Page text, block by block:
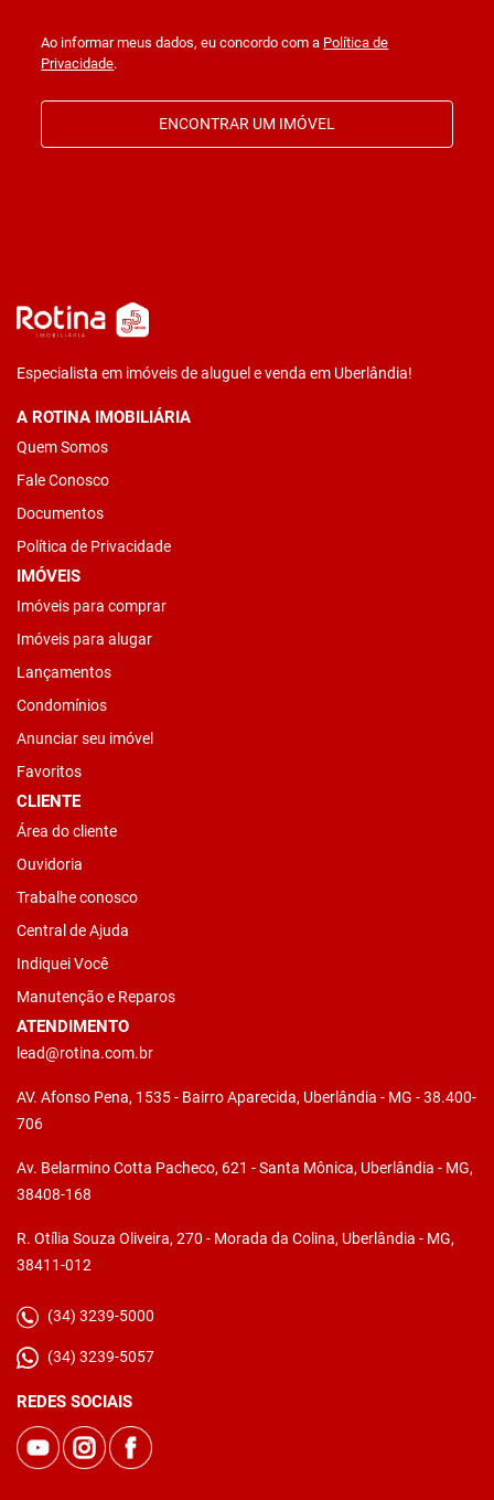
Ao informar meus dados, eu concordo com a Política de
Privacidade.
ENCONTRAR UM IMÓVEL
Especialista em imóveis de aluguel e venda em Uberlândia!
A ROTINA IMOBILIÁRIA
Quem Somos
Fale Conosco
Documentos
Política de Privacidade
IMÓVEIS
Imóveis para comprar
Imóveis para alugar
Lançamentos
Condomínios
Anunciar seu imóvel
Favoritos
CLIENTE
Área do cliente
Ouvidoria
Trabalhe conosco
Central de Ajuda
Indiquei Você
Manutenção e Reparos
ATENDIMENTO
lead@rotina.com.br
AV. Afonso Pena, 1535 - Bairro Aparecida, Uberlândia - MG - 38.400-
706
Av. Belarmino Cotta Pacheco, 621 - Santa Mônica, Uberlândia - MG,
38408-168
R. Otília Souza Oliveira, 270 - Morada da Colina, Uberlândia - MG,
38411-012
(34) 3239-5000
(34) 3239-5057
REDES SOCIAIS